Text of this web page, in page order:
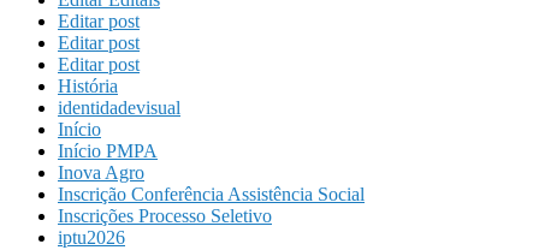
Editar post
Editar post
Editar post
História
identidadevisual
Início
Início PMPA
Inova Agro
Inscrição Conferência Assistência Social
Inscrições Processo Seletivo
iptu2026